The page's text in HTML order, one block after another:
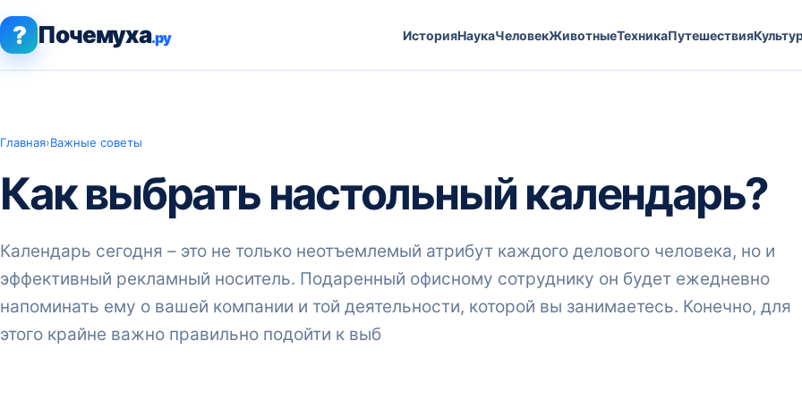
? Почемуха.ру ИсторияНаукаЧеловекЖивотныеТехникаПутешествия
Главная›Важные советы
Как выбрать настольный календарь?
Календарь сегодня – это не только неотъемлемый атрибут каждого делового человека, но и
эффективный рекламный носитель. Подаренный офисному сотруднику он будет ежедневно
напоминать ему о вашей компании и той деятельности, которой вы занимаетесь. Конечно, для
этого крайне важно правильно подойти к выб